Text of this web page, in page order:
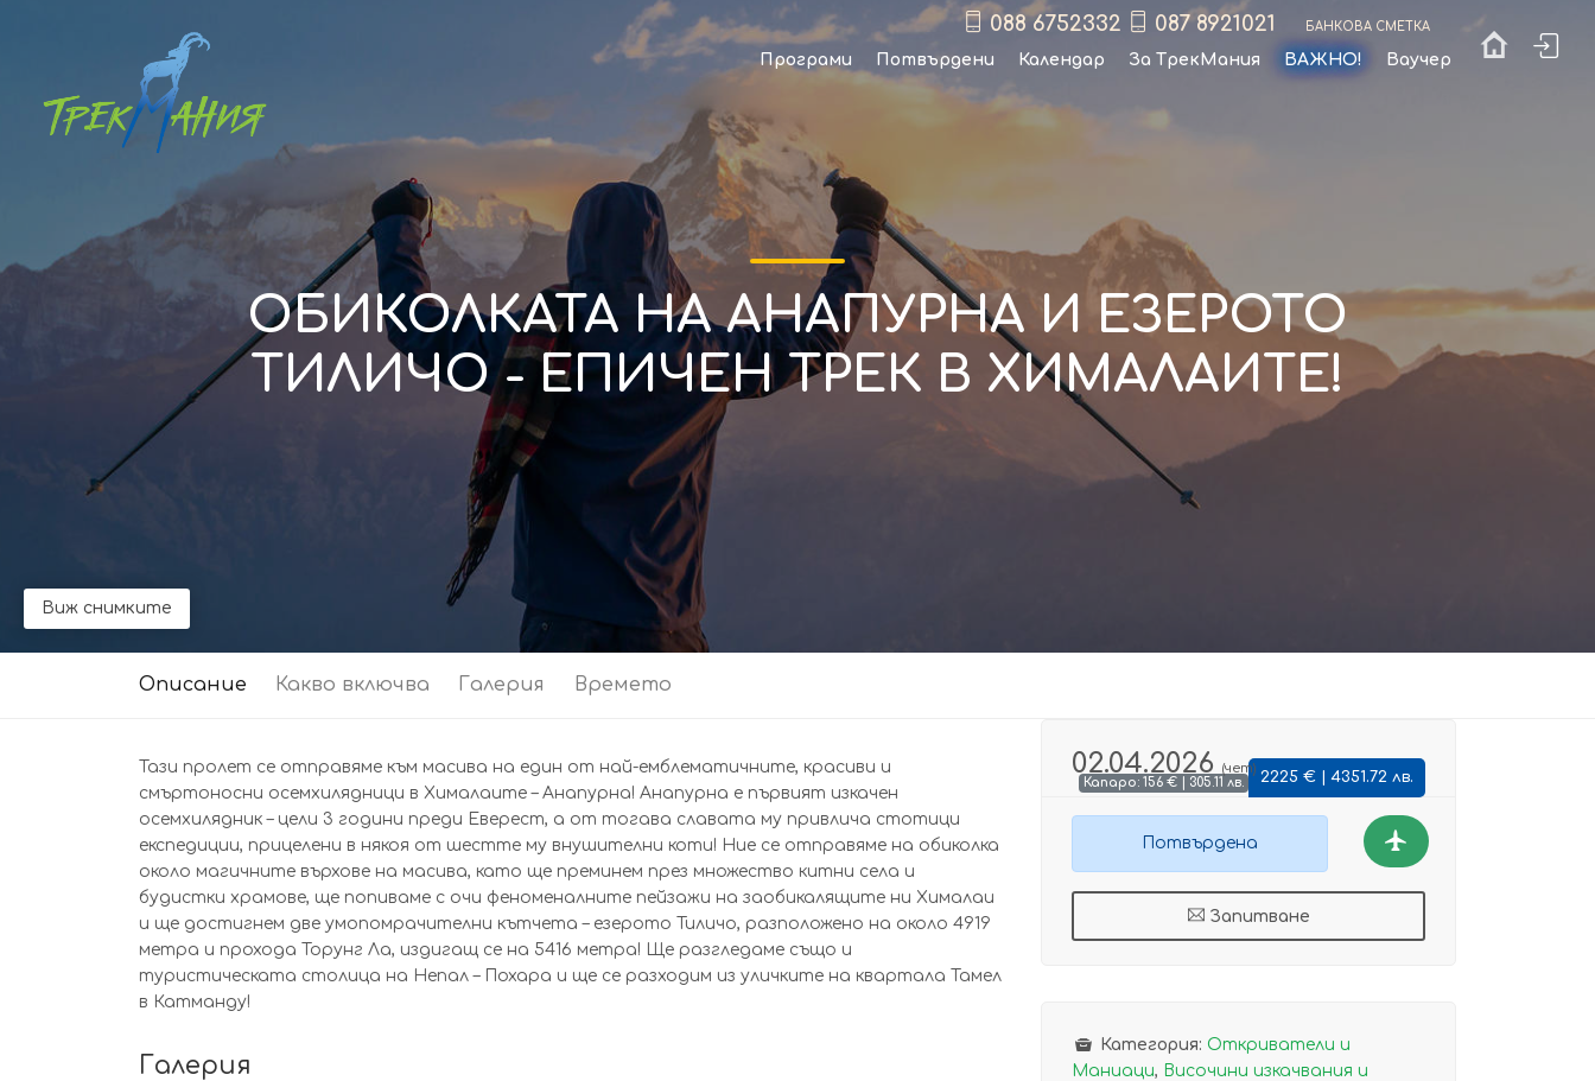
ОБИКОЛКАТА НА АНАПУРНА И ЕЗЕРОТО
ТИЛИЧО - ЕПИЧЕН ТРЕК В ХИМАЛАИТЕ!
Виж снимките
Описание Какво включва Галерия Времето
Тази пролет се отправяме към масива на един от най-емблематичните, красиви и
смъртоносни осемхилядници в Хималаите – Анапурна! Анапурна е първият изкачен
осемхилядник – цели 3 години преди Еверест, а от тогава славата му привлича стотици
експедиции, прицелени в някоя от шестте му внушителни коти! Ние се отправяме на обиколка
около магичните върхове на масива, като ще преминем през множество китни села и
будистки храмове, ще попиваме с очи феноменалните пейзажи на заобикалящите ни Хималаи
и ще достигнем две умопомрачителни кътчета – езерото Тиличо, разположено на около 4919
метра и прохода Торунг Ла, издигащ се на 5416 метра! Ще разгледаме също и
туристическата столица на Непал – Похара и ще се разходим из уличките на квартала Тамел
в Катманду!
Галерия
02.04.2026 (чет)
2225 € | 4351.72 лв.
Капаро: 156 € | 305.11 лв.
Потвърдена
Запитване
Категория: Откриватели и
Маниаци, Височини изкачвания и
088 6752332 087 8921021 Банкова сметка
Програми Потвърдени Календар За ТрекМания ВАЖНО! Ваучер